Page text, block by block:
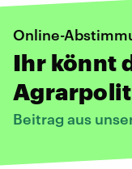
Online-
Ihr könnt
Beitrag aus